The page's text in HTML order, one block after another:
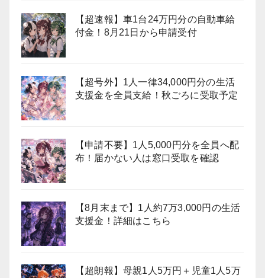
【超速報】車1台24万円分の自動車給
付金！8月21日から申請受付
【超号外】1人一律34,000円分の生活
支援金を全員支給！秋ごろに受取予定
【申請不要】1人5,000円分を全員へ配
布！届かない人は窓口受取を確認
【8月末まで】1人約7万3,000円の生活
支援金！詳細はこちら
【超朗報】母親1人5万円＋児童1人5万